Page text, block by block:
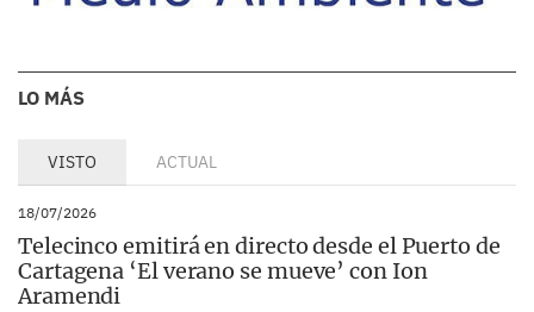
LO MÁS
VISTO ACTUAL
18/07/2026
Telecinco emitirá en directo desde el Puerto de
Cartagena ‘El verano se mueve’ con Ion
Aramendi